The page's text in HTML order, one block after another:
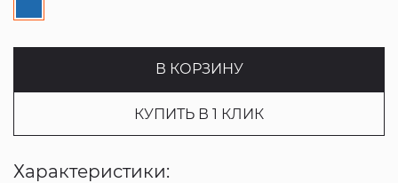
В КОРЗИНУ
КУПИТЬ В 1 КЛИК
Характеристики: